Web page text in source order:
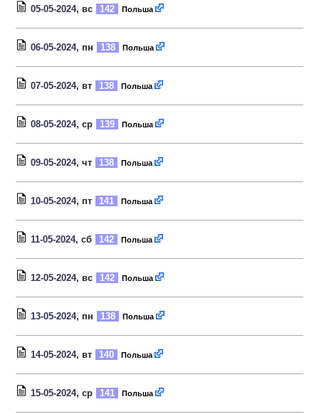
05-05-2024, вс 142 Польша
06-05-2024, пн 138 Польша
07-05-2024, вт 138 Польша
08-05-2024, ср 139 Польша
09-05-2024, чт 138 Польша
10-05-2024, пт 141 Польша
11-05-2024, сб 142 Польша
12-05-2024, вс 142 Польша
13-05-2024, пн 138 Польша
14-05-2024, вт 140 Польша
15-05-2024, ср 141 Польша